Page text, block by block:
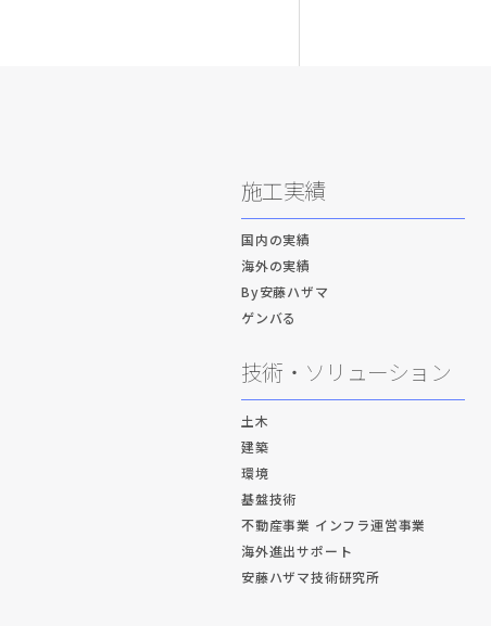
施工実績
国内の実績
海外の実績
By安藤ハザマ
ゲンバる
技術・ソリューション
土木
建築
環境
基盤技術
不動産事業 インフラ運営事業
海外進出サポート
安藤ハザマ技術研究所